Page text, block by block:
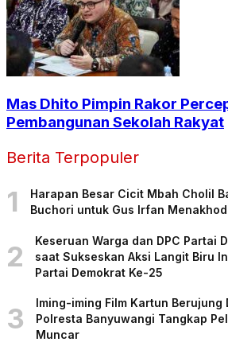
Mas Dhito Pimpin Rakor
Pembangunan Sekolah Rakyat
Berita Terpopuler
1
Harapan Besar Cicit Mbah Cholil
Buchori untuk Gus Irfan
2
Keseruan Warga dan DPC Partai
saat Sukseskan Aksi Langit Biru
Partai Demokrat Ke-25
3
Iming-iming Film Kartun Berujung
Polresta Banyuwangi Tangkap
Muncar